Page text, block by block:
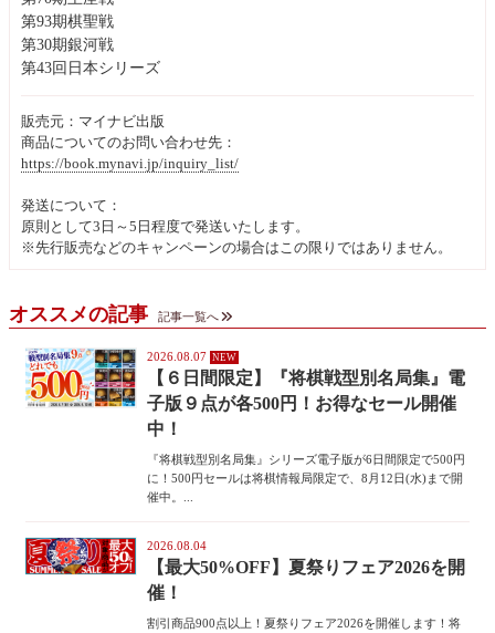
第93期棋聖戦
第30期銀河戦
第43回日本シリーズ
販売元：マイナビ出版
商品についてのお問い合わせ先：
https://book.mynavi.jp/inquiry_list/
発送について：
原則として3日～5日程度で発送いたします。
※先行販売などのキャンペーンの場合はこの限りではありません。
オススメの記事 記事一覧へ
2026.08.07
【６日間限定】『将棋戦型別名局集』電
子版９点が各500円！お得なセール開催
中！
『将棋戦型別名局集』シリーズ電子版が6日間限定で500円
に！500円セールは将棋情報局限定で、8月12日(水)まで開
催中。...
2026.08.04
【最大50%OFF】夏祭りフェア2026を開
催！
割引商品900点以上！夏祭りフェア2026を開催します！将